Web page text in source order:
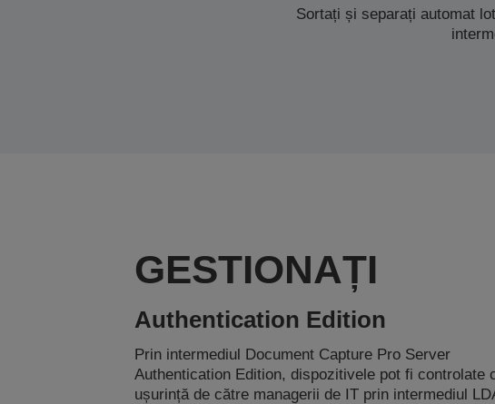
Sortați și separați automat
GESTIONAȚI
Authentication Edition
Prin intermediul Document Capture Pro Server
Authentication Edition, dispozitivele pot fi controlate
ușurință de către managerii de IT prin intermediul